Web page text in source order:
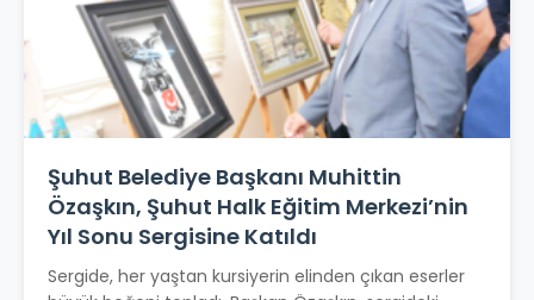
Şuhut Belediye Başkanı Muhittin
Özaşkın, Şuhut Halk Eğitim Merkezi’nin
Yıl Sonu Sergisine Katıldı
Sergide, her yaştan kursiyerin elinden çıkan eserler